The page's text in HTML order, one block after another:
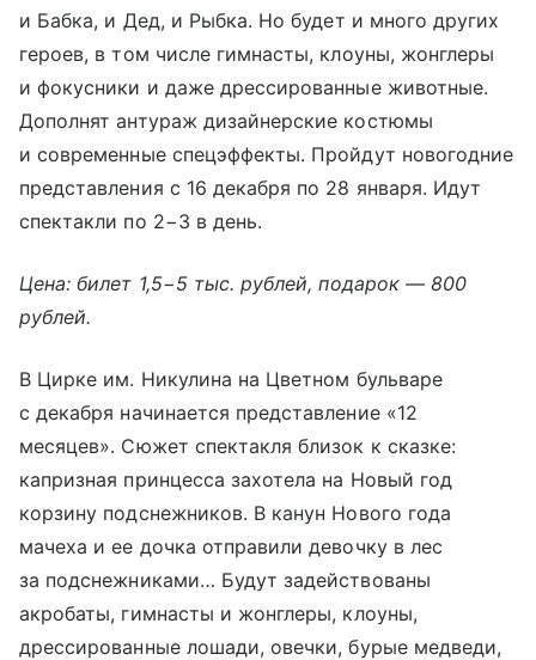
и Бабка, и Дед, и Рыбка. Но будет и много других
героев, в том числе гимнасты, клоуны, жонглеры
и фокусники и даже дрессированные животные.
Дополнят антураж дизайнерские костюмы
и современные спецэффекты. Пройдут новогодние
представления с 16 декабря по 28 января. Идут
спектакли по 2−3 в день.
Цена: билет 1,5−5 тыс. рублей, подарок — 800
рублей.
В Цирке им. Никулина на Цветном бульваре
с декабря начинается представление «12
месяцев». Сюжет спектакля близок к сказке:
капризная принцесса захотела на Новый год
корзину подснежников. В канун Нового года
мачеха и ее дочка отправили девочку в лес
за подснежниками… Будут задействованы
акробаты, гимнасты и жонглеры, клоуны,
дрессированные лошади, овечки, бурые медведи,